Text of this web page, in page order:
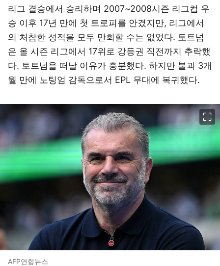
리그 결승에서 승리하며 2007~2008시즌 리그컵 우
승 이후 17년 만에 첫 트로피를 안겼지만, 리그에서
의 처참한 성적을 모두 만회할 수는 없었다. 토트넘
은 올 시즌 리그에서 17위로 강등권 직전까지 추락했
다. 토트넘을 떠날 이유가 충분했다. 하지만 불과 3개
월 만에 노팅엄 감독으로서 EPL 무대에 복귀했다.
AFP연합뉴스